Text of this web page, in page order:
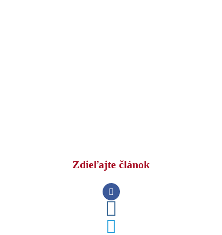
Zdieľajte článok